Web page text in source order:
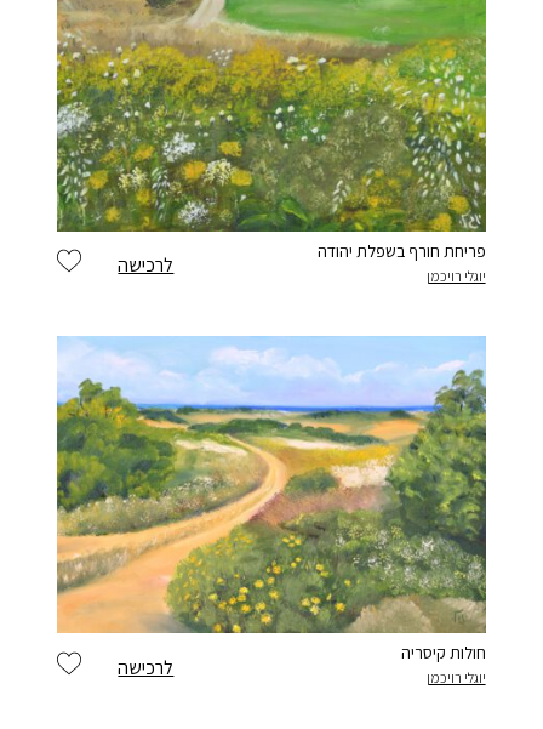
לרכישה
פריחת חורף בשפלת יהודה
יוגלי רויכמן
לרכישה
חולות קיסריה
יוגלי רויכמן